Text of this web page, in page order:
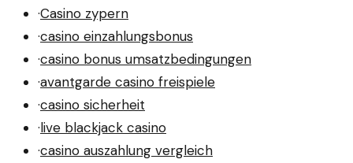
·Casino zypern
·casino einzahlungsbonus
·casino bonus umsatzbedingungen
·avantgarde casino freispiele
·casino sicherheit
·live blackjack casino
·casino auszahlung vergleich